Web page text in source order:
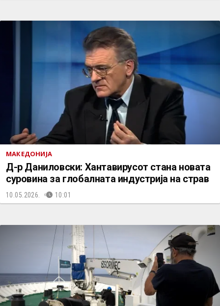
МАКЕДОНИЈА
Д-р Даниловски: Хантавирусот стана новата
суровина за глобалната индустрија на страв
10.05.2026. 10:01